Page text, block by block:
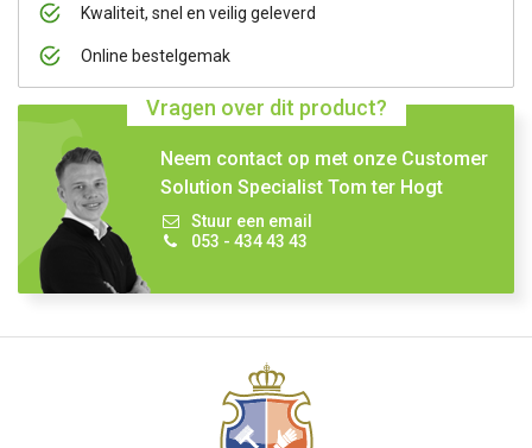
Kwaliteit, snel en veilig geleverd
Online bestelgemak
Vragen over dit product?
Neem contact op met onze Customer
Solution Specialist Tom ter Hogt
Stuur een email
053 - 434 43 43